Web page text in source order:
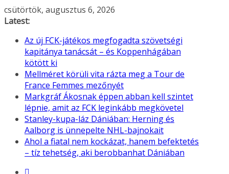
Skip
to
csütörtök, augusztus 6, 2026
Latest:
Az új FCK-játékos megfogadta szövetségi
kapitánya tanácsát – és Koppenhágában
kötött ki
Mellméret körüli vita rázta meg a Tour de
France Femmes mezőnyét
Markgráf Ákosnak éppen abban kell szintet
lépnie, amit az FCK leginkább megkövetel
Stanley-kupa-láz Dániában: Herning és
Aalborg is ünnepelte NHL-bajnokait
Ahol a fiatal nem kockázat, hanem befektetés
– tíz tehetség, aki berobbanhat Dániában